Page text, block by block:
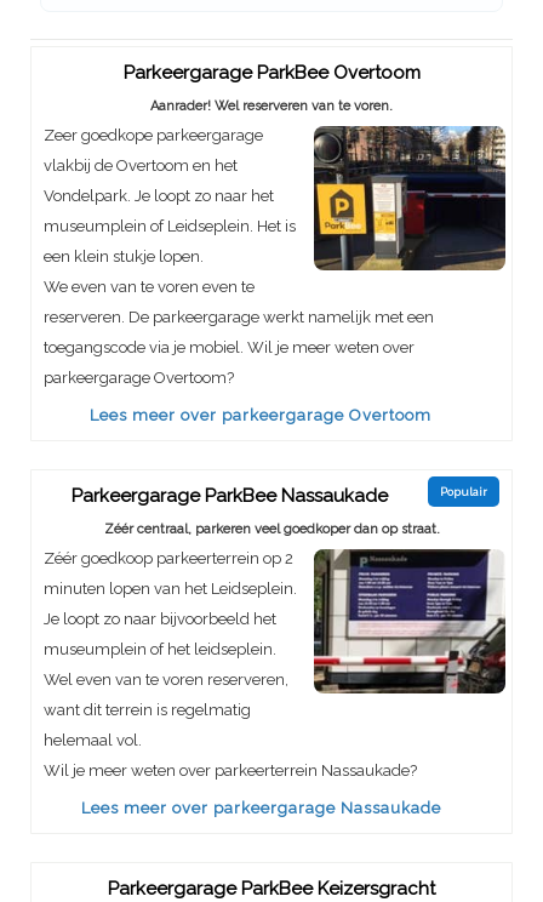
Parkeergarage ParkBee Overtoom
Aanrader! Wel reserveren van te voren.
Zeer goedkope parkeergarage
vlakbij de Overtoom en het
Vondelpark. Je loopt zo naar het
museumplein of Leidseplein. Het is
een klein stukje lopen.
We even van te voren even te
reserveren. De parkeergarage werkt namelijk met een
toegangscode via je mobiel. Wil je meer weten over
parkeergarage Overtoom?
Lees meer over parkeergarage Overtoom
Populair
Parkeergarage ParkBee Nassaukade
Zéér centraal, parkeren veel goedkoper dan op straat.
Zéér goedkoop parkeerterrein op 2
minuten lopen van het Leidseplein.
Je loopt zo naar bijvoorbeeld het
museumplein of het leidseplein.
Wel even van te voren reserveren,
want dit terrein is regelmatig
helemaal vol.
Wil je meer weten over parkeerterrein Nassaukade?
Lees meer over parkeergarage Nassaukade
Parkeergarage ParkBee Keizersgracht